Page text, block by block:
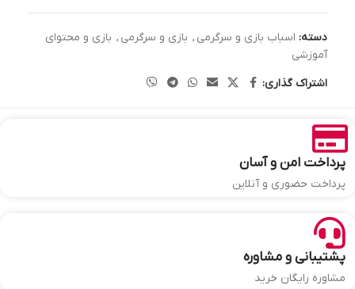
دسته: اسباب بازی و سرگرمی , بازی و سرگرمی , بازی و محتوای
آموزشی
اشتراک گذاری:
پرداخت امن و آسان
پرداخت حضوری و آنلاین
پشتیبانی و مشاوره
مشاوره رایگان خرید